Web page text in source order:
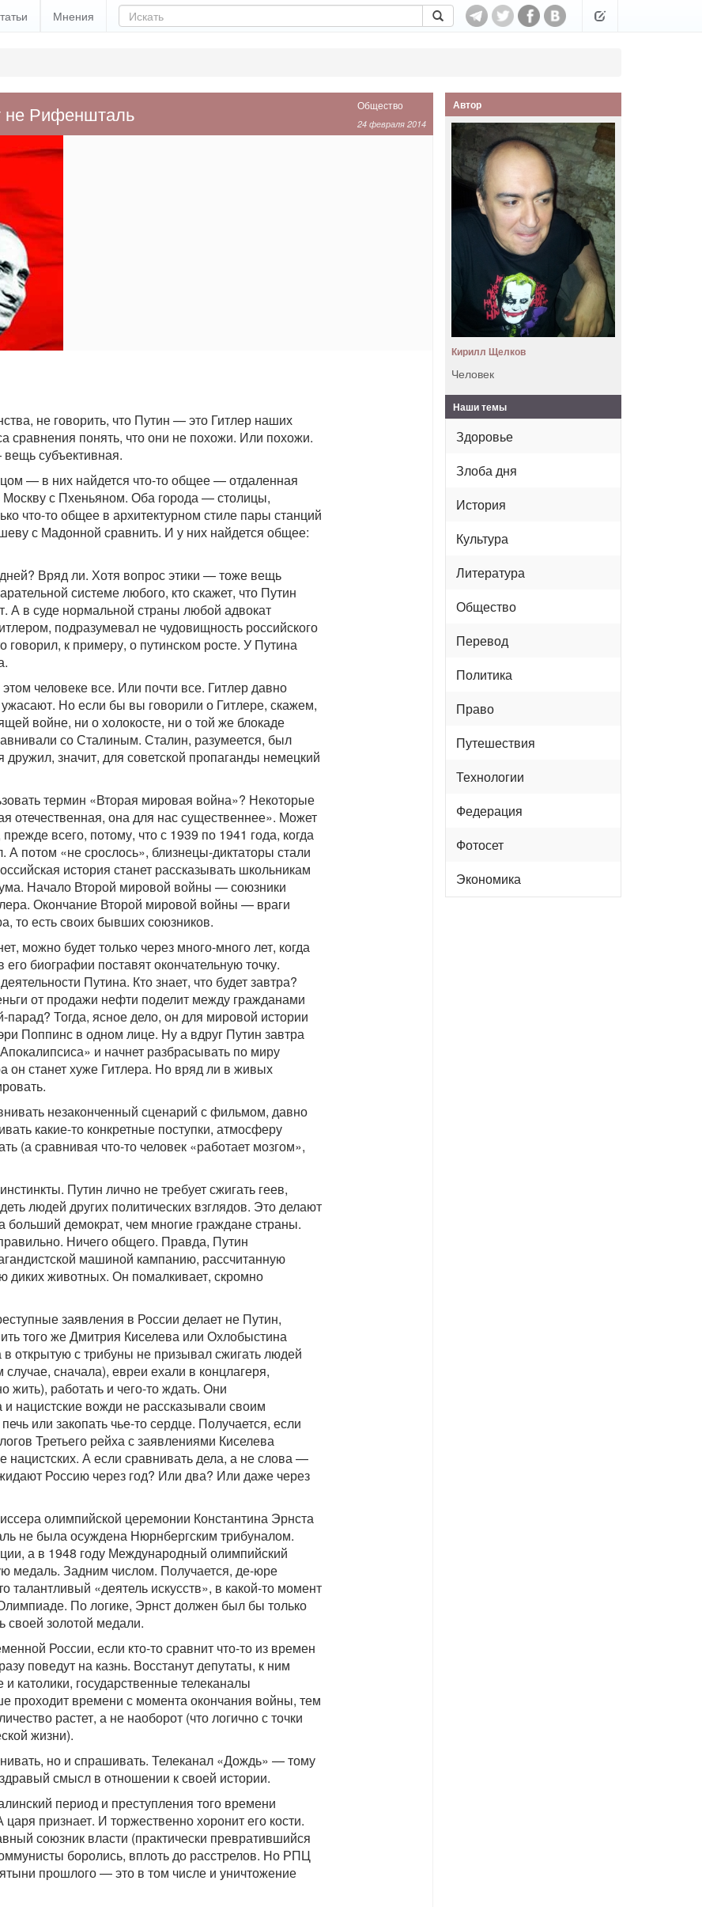
Мнения
Общество
24 февраля 2014
не Рифеншталь
не говорить, что Путин — это Гитлер наших
сравнения понять, что они не похожи. Или похожи.
субъективная.
— в них найдется что-то общее — отдаленная
с Пхеньяном. Оба города — столицы,
что-то общее в архитектурном стиле пары станций
с Мадонной сравнить. И у них найдется общее:
Вряд ли. Хотя вопрос этики — тоже вещь
системе любого, кто скажет, что Путин
А в суде нормальной страны любой адвокат
подразумевал не чудовищность российского
говорил, к примеру, о путинском росте. У Путина
этом человеке все. Или почти все. Гитлер давно
Но если бы вы говорили о Гитлере, скажем,
войне, ни о холокосте, ни о той же блокаде
со Сталиным. Сталин, разумеется, был
значит, для советской пропаганды немецкий
термин «Вторая мировая война»? Некоторые
отечественная, она для нас существеннее». Может
всего, потому, что с 1939 по 1941 года, когда
«не срослось», близнецы-диктаторы стали
история станет рассказывать школьникам
Начало Второй мировой войны — союзники
Окончание Второй мировой войны — враги
то есть своих бывших союзников.
можно будет только через много-много лет, когда
биографии поставят окончательную точку.
Путина. Кто знает, что будет завтра?
от продажи нефти поделит между гражданами
парад? Тогда, ясное дело, он для мировой истории
Поппинс в одном лице. Ну а вдруг Путин завтра
и начнет разбрасывать по миру
станет хуже Гитлера. Но вряд ли в живых
незаконченный сценарий с фильмом, давно
какие-то конкретные поступки, атмосферу
(а сравнивая что-то человек «работает мозгом»,
Путин лично не требует сжигать геев,
людей других политических взглядов. Это делают
демократ, чем многие граждане страны.
Ничего общего. Правда, Путин
машиной кампанию, рассчитанную
диких животных. Он помалкивает, скромно
заявления в России делает не Путин,
того же Дмитрия Киселева или Охлобыстина
открытую с трибуны не призывал сжигать людей
сначала), евреи ехали в концлагеря,
жить), работать и чего-то ждать. Они
нацистские вожди не рассказывали своим
или закопать чье-то сердце. Получается, если
Третьего рейха с заявлениями Киселева
нацистских. А если сравнивать дела, а не слова —
Россию через год? Или два? Или даже через
олимпийской церемонии Константина Эрнста
не была осуждена Нюрнбергским трибуналом.
а в 1948 году Международный олимпийский
медаль. Задним числом. Получается, де-юре
«деятель искусств», в какой-то момент
По логике, Эрнст должен был бы только
золотой медали.
России, если кто-то сравнит что-то из времен
поведут на казнь. Восстанут депутаты, к ним
католики, государственные телеканалы
проходит времени с момента окончания войны, тем
растет, а не наоборот (что логично с точки
жизни).
но и спрашивать. Телеканал «Дождь» — тому
смысл в отношении к своей истории.
период и преступления того времени
признает. И торжественно хоронит его кости.
союзник власти (практически превратившийся
боролись, вплоть до расстрелов. Но РПЦ
прошлого — это в том числе и уничтожение
Автор
Кирилл Щелков
Человек
Наши темы
Здоровье
Злоба дня
История
Культура
Литература
Общество
Перевод
Политика
Право
Путешествия
Технологии
Федерация
Фотосет
Экономика